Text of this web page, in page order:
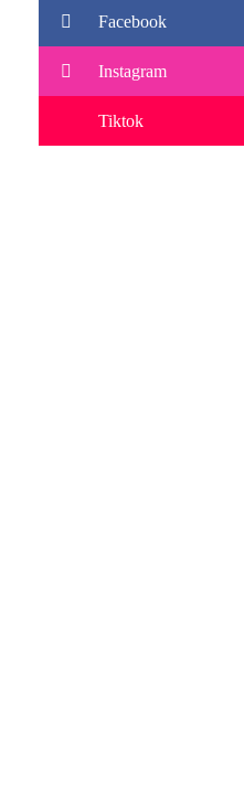
Facebook
Instagram
Tiktok